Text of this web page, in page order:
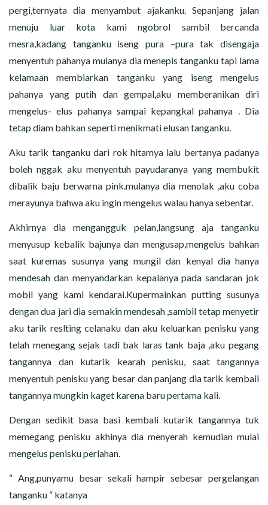
pergi,ternyata dia menyambut ajakanku. Sepanjang jalan
menuju luar kota kami ngobrol sambil bercanda
mesra,kadang tanganku iseng pura –pura tak disengaja
menyentuh pahanya mulanya dia menepis tanganku tapi lama
kelamaan membiarkan tanganku yang iseng mengelus
pahanya yang putih dan gempal,aku memberanikan diri
mengelus- elus pahanya sampai kepangkal pahanya . Dia
tetap diam bahkan seperti menikmati elusan tanganku.
Aku tarik tanganku dari rok hitamya lalu bertanya padanya
boleh nggak aku menyentuh payudaranya yang membukit
dibalik baju berwarna pink.mulanya dia menolak ,aku coba
merayunya bahwa aku ingin mengelus walau hanya sebentar.
Akhirnya dia mengangguk pelan,langsung aja tanganku
menyusup kebalik bajunya dan mengusap,mengelus bahkan
saat kuremas susunya yang mungil dan kenyal dia hanya
mendesah dan menyandarkan kepalanya pada sandaran jok
mobil yang kami kendarai.Kupermainkan putting susunya
dengan dua jari dia semakin mendesah ,sambil tetap menyetir
aku tarik reslting celanaku dan aku keluarkan penisku yang
telah menegang sejak tadi bak laras tank baja ,aku pegang
tangannya dan kutarik kearah penisku, saat tangannya
menyentuh penisku yang besar dan panjang dia tarik kembali
tangannya mungkin kaget karena baru pertama kali.
Dengan sedikit basa basi kembali kutarik tangannya tuk
memegang penisku akhinya dia menyerah kemudian mulai
mengelus penisku perlahan.
“ Ang,punyamu besar sekali hampir sebesar pergelangan
tanganku “ katanya